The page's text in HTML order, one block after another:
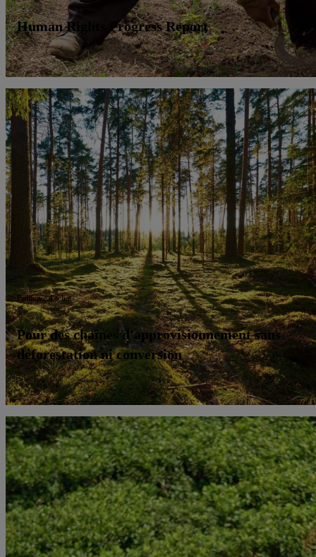
Human Rights Progress Report
Pour des chaînes d'approvisionnement sans
déforestation ni conversion
Politique d'achat